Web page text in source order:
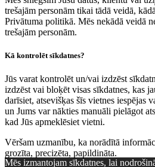
Mēs izmantojam sīkdatnes, lai
trešajām personām tikai tādā veidā,
Privātuma politikā. Mēs nekādā veidā
trešajām personām.
Kā kontrolēt sīkdatnes?
Jūs varat kontrolēt un/vai izdzēst
izdzēst vai bloķēt visas sīkdatnes, kas
darīsiet, atsevišķas šīs vietnes iespējas
un Jums var nākties manuāli pielāgot
kad Jūs apmeklēsiet vietni.
Vēršam uzmanību, ka norādītā
grozīta, precizēta, papildināta.